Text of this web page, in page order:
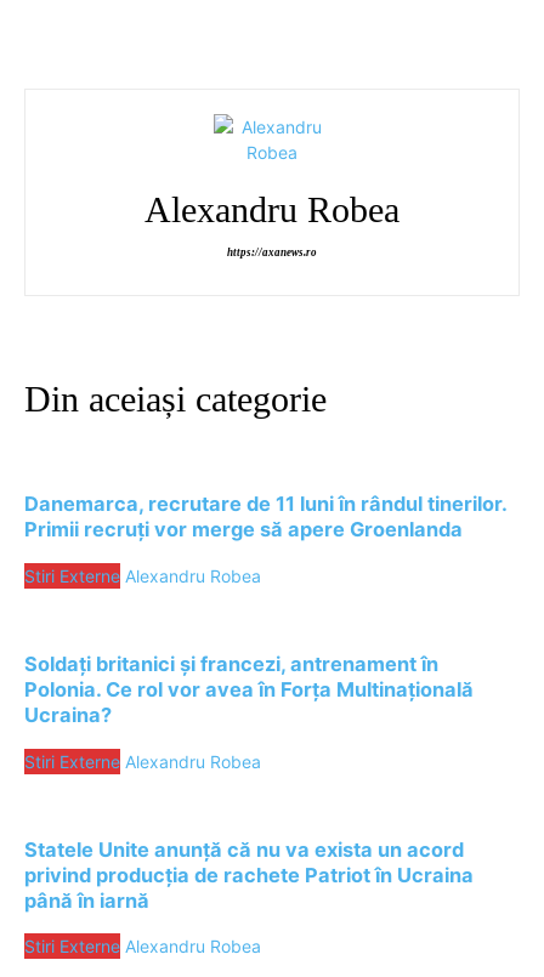
Alexandru Robea
https://axanews.ro
Din aceiași categorie
Danemarca, recrutare de 11 luni în rândul tinerilor.
Primii recruți vor merge să apere Groenlanda
Stiri Externe Alexandru Robea
Soldați britanici și francezi, antrenament în
Polonia. Ce rol vor avea în Forța Multinațională
Ucraina?
Stiri Externe Alexandru Robea
Statele Unite anunță că nu va exista un acord
privind producția de rachete Patriot în Ucraina
până în iarnă
Stiri Externe Alexandru Robea